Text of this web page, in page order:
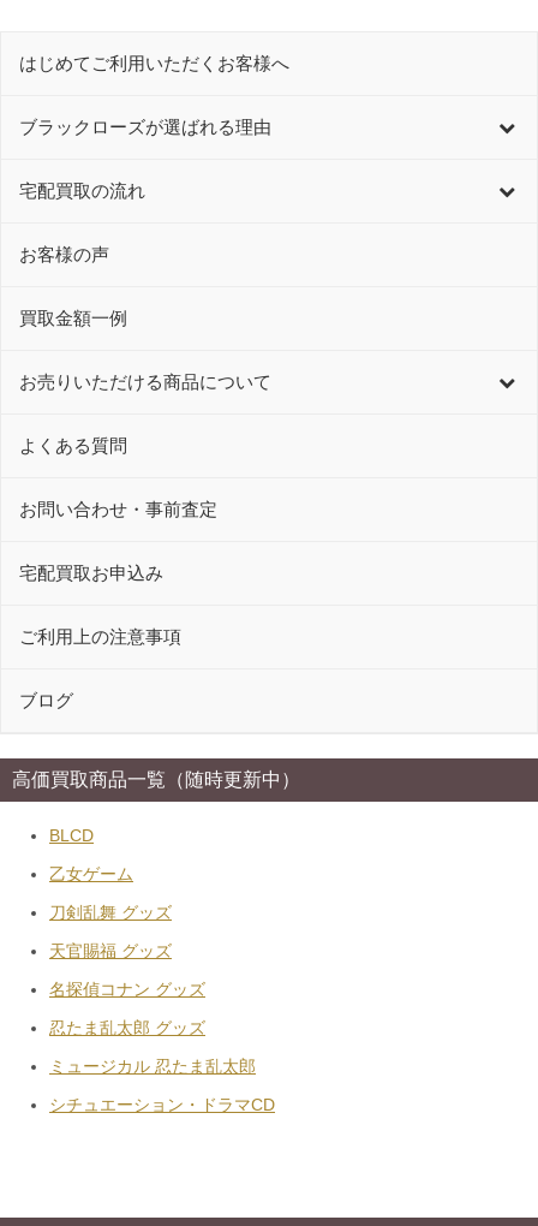
はじめてご利用いただくお客様へ
ブラックローズが選ばれる理由
宅配買取の流れ
お客様の声
買取金額一例
お売りいただける商品について
よくある質問
お問い合わせ・事前査定
宅配買取お申込み
ご利用上の注意事項
ブログ
高価買取商品一覧（随時更新中）
BLCD
乙女ゲーム
刀剣乱舞 グッズ
天官賜福 グッズ
名探偵コナン グッズ
忍たま乱太郎 グッズ
ミュージカル 忍たま乱太郎
シチュエーション・ドラマCD